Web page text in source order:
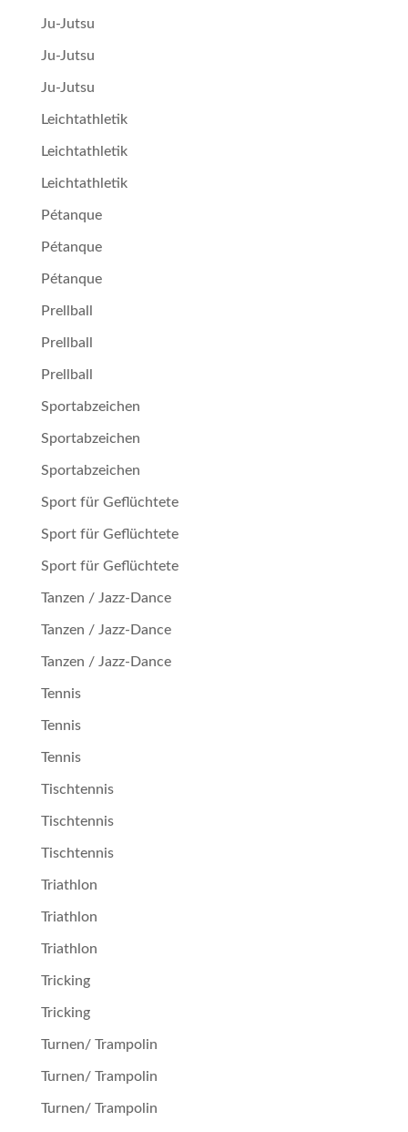
Ju-Jutsu
Ju-Jutsu
Ju-Jutsu
Leichtathletik
Leichtathletik
Leichtathletik
Pétan­que
Pétan­que
Pétan­que
Prellball
Prellball
Prellball
Sportabzeichen
Sportabzeichen
Sportabzeichen
Sport für Geflüchtete
Sport für Geflüchtete
Sport für Geflüchtete
Tanzen / Jazz-Dance
Tanzen / Jazz-Dance
Tanzen / Jazz-Dance
Tennis
Tennis
Tennis
Tischtennis
Tischtennis
Tischtennis
Triathlon
Triathlon
Triathlon
Tricking
Tricking
Turnen/ Trampolin
Turnen/ Trampolin
Turnen/ Trampolin